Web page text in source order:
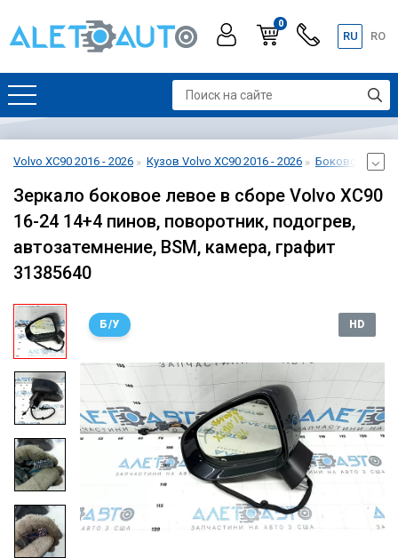
0
RU RO
Volvo XC90 2016 - 2026 Кузов Volvo XC90 2016 - 2026 Боковое
Зеркало боковое левое в сборе Volvo XC90
16-24 14+4 пинов, поворотник, подогрев,
автозатемнение, BSM, камера, графит
31385640
Б/У HD